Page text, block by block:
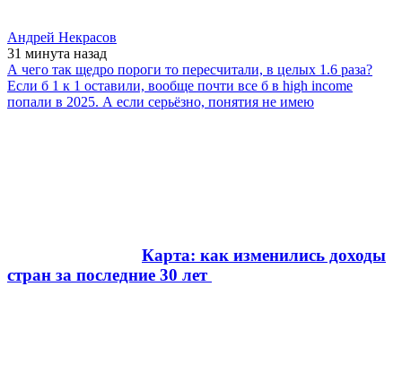
Андрей Некрасов
31 минута назад
А чего так щедро пороги то пересчитали, в целых 1.6 раза?
Если б 1 к 1 оставили, вообще почти все б в high income
попали в 2025. А если серьёзно, понятия не имею
Карта: как изменились доходы
стран за последние 30 лет